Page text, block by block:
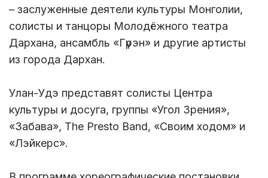
– заслуженные деятели культуры Монголии,
солисты и танцоры Молодёжного театра
Дархана, ансамбль «Гүрэн» и другие артисты
из города Дархан.
Улан-Удэ представят солисты Центра
культуры и досуга, группы «Угол Зрения»,
«Забава», The Presto Band, «Своим ходом» и
«Лэйкерс».